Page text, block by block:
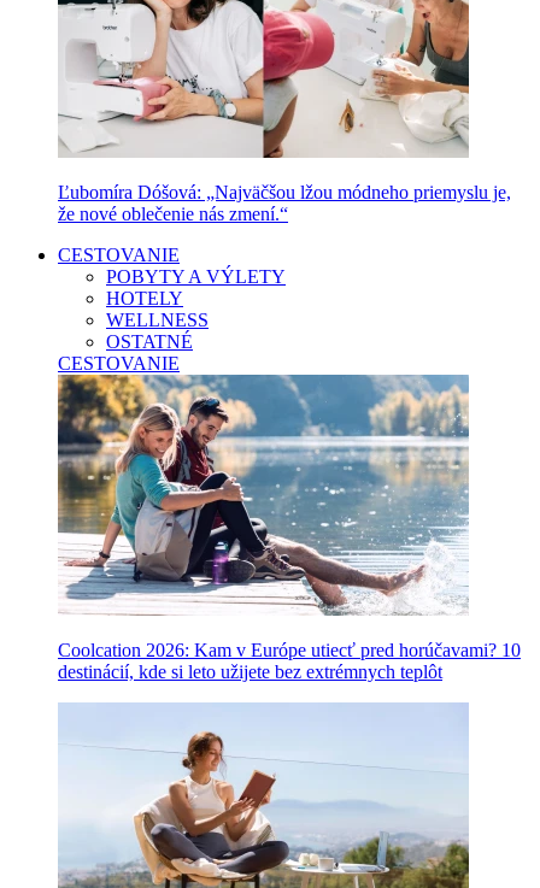
Ľubomíra Dóšová: „Najväčšou lžou módneho priemyslu je,
že nové oblečenie nás zmení.“
CESTOVANIE
POBYTY A VÝLETY
HOTELY
WELLNESS
OSTATNÉ
CESTOVANIE
Coolcation 2026: Kam v Európe utiecť pred horúčavami? 10
destinácií, kde si leto užijete bez extrémnych teplôt